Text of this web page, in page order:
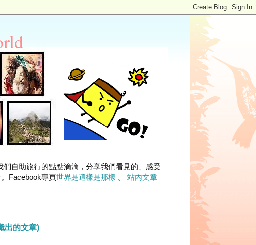
自助旅行的點點滴滴，分享我們看見的、感受
Facebook專頁世界是這樣是那樣 。
站內文章
出的文章)